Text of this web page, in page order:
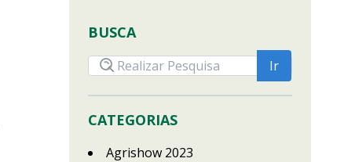
BUSCA
CATEGORIAS
Agrishow 2023